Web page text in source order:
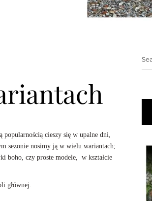
popularnością cieszy się w upalne dni,
sezonie nosimy ją w wielu wariantach;
boho, czy proste modele, w kształcie
głównej: